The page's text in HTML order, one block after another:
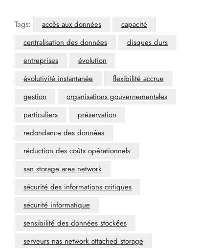
Tags: accès aux données
capacité
centralisation des données
disques durs
entreprises
évolution
évolutivité instantanée
flexibilité accrue
gestion
organisations gouvernementales
particuliers
préservation
redondance des données
réduction des coûts opérationnels
san storage area network
sécurité des informations critiques
sécurité informatique
sensibilité des données stockées
serveurs nas network attached storage